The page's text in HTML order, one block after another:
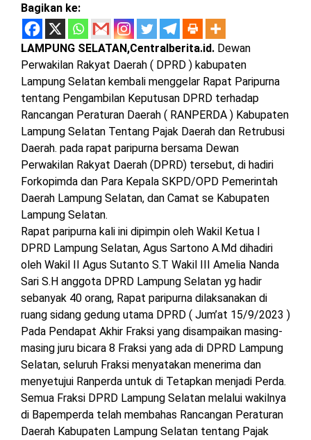
LAMPUNG
BARAT
LAMPUNG
TIMUR
LAMPUNG
UTARA
MESUJI
PESISIR
BARAT
TULANG
BAWANG
TULANG
BAWANG
WAYKANAN
DPRD
LAMSEL
DPRD
LAMTENG
DPRD
LAMBAR
DPRD
LAMTIM
DPRD
LAMPUNG
UTARA
DPRD
MESUJI
DPRD
BARAT
DPRD
TULANG
BAWANG
Bagikan ke:
LAMPUNG SELATAN,Centralberita.id. Dewan
Perwakilan Rakyat Daerah ( DPRD ) kabupaten
Lampung Selatan kembali menggelar Rapat Paripurna
tentang Pengambilan Keputusan DPRD terhadap
Rancangan Peraturan Daerah ( RANPERDA ) Kabupaten
Lampung Selatan Tentang Pajak Daerah dan Retrubusi
Daerah. pada rapat paripurna bersama Dewan
Perwakilan Rakyat Daerah (DPRD) tersebut, di hadiri
Forkopimda dan Para Kepala SKPD/OPD Pemerintah
Daerah Lampung Selatan, dan Camat se Kabupaten
Lampung Selatan.
Rapat paripurna kali ini dipimpin oleh Wakil Ketua I
DPRD Lampung Selatan, Agus Sartono A.Md dihadiri
oleh Wakil II Agus Sutanto S.T Wakil III Amelia Nanda
Sari S.H anggota DPRD Lampung Selatan yg hadir
sebanyak 40 orang, Rapat paripurna dilaksanakan di
ruang sidang gedung utama DPRD ( Jum’at 15/9/2023 )
Pada Pendapat Akhir Fraksi yang disampaikan masing-
masing juru bicara 8 Fraksi yang ada di DPRD Lampung
Selatan, seluruh Fraksi menyatakan menerima dan
menyetujui Ranperda untuk di Tetapkan menjadi Perda.
Semua Fraksi DPRD Lampung Selatan melalui wakilnya
di Bapemperda telah membahas Rancangan Peraturan
Daerah Kabupaten Lampung Selatan tentang Pajak